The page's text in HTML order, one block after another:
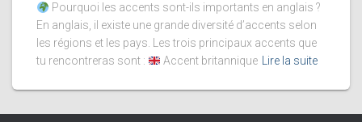
Pourquoi les accents sont-ils importants en anglais ?
En anglais, il existe une grande diversité d’accents selon
les régions et les pays. Les trois principaux accents que
tu rencontreras sont :
Accent britannique Lire la suite